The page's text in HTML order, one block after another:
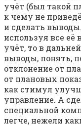
учёт (был такой
к чему не
и сделать
используя все её
учёт, то в
выводы, понять,
отклонение от
от плановых
как стимул
управление. А
специальной
легче, нежели